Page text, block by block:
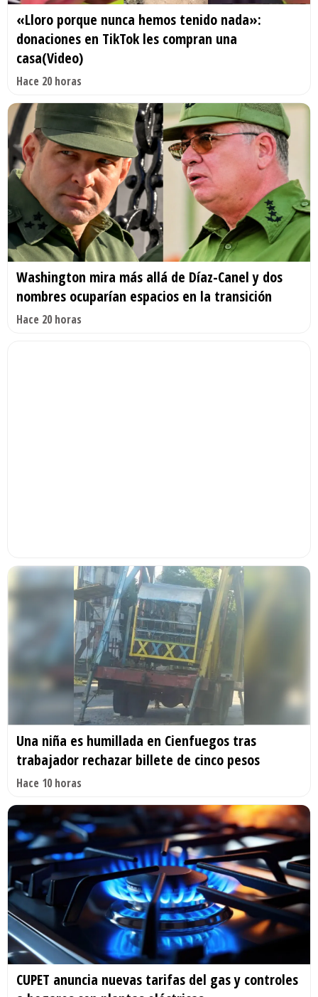
«Lloro porque nunca hemos tenido nada»:
donaciones en TikTok les compran una
casa(Video)
Hace 20 horas
Washington mira más allá de Díaz-Canel y dos
nombres ocuparían espacios en la transición
Hace 20 horas
Una niña es humillada en Cienfuegos tras
trabajador rechazar billete de cinco pesos
Hace 10 horas
CUPET anuncia nuevas tarifas del gas y controles